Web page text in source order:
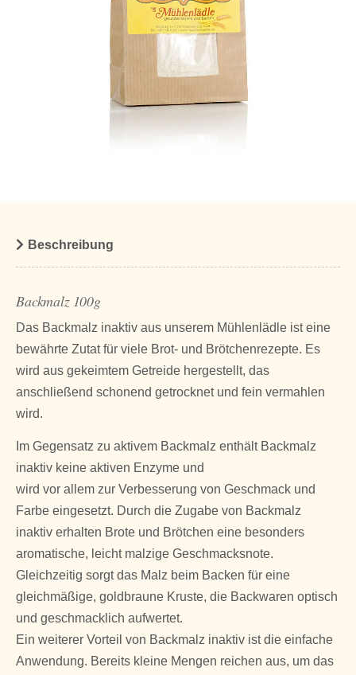
Beschreibung
Backmalz 100g
Das Backmalz inaktiv aus unserem Mühlenlädle ist eine
bewährte Zutat für viele Brot- und Brötchenrezepte. Es
wird aus gekeimtem Getreide hergestellt, das
anschließend schonend getrocknet und fein vermahlen
wird.
Im Gegensatz zu aktivem Backmalz enthält Backmalz
inaktiv keine aktiven Enzyme und
wird vor allem zur Verbesserung von Geschmack und
Farbe eingesetzt. Durch die Zugabe von Backmalz
inaktiv erhalten Brote und Brötchen eine besonders
aromatische, leicht malzige Geschmacksnote.
Gleichzeitig sorgt das Malz beim Backen für eine
gleichmäßige, goldbraune Kruste, die Backwaren optisch
und geschmacklich aufwertet.
Ein weiterer Vorteil von Backmalz inaktiv ist die einfache
Anwendung. Bereits kleine Mengen reichen aus, um das